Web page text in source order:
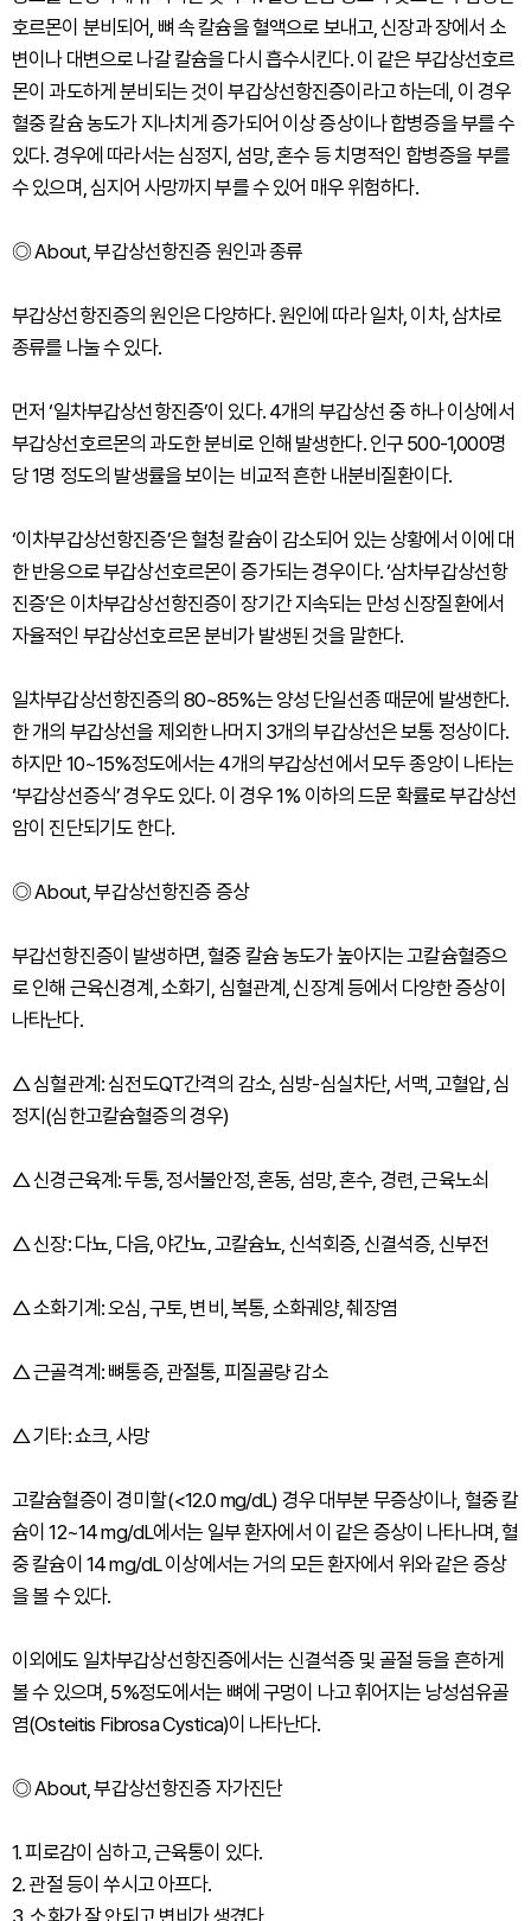
호르몬이 분비되어, 뼈 속 칼슘을 혈액으로 보내고, 신장과 장에서 소
변이나 대변으로 나갈 칼슘을 다시 흡수시킨다. 이 같은 부갑상선호르
몬이 과도하게 분비되는 것이 부갑상선항진증이라고 하는데, 이 경우
혈중 칼슘 농도가 지나치게 증가되어 이상 증상이나 합병증을 부를 수
있다. 경우에 따라서는 심정지, 섬망, 혼수 등 치명적인 합병증을 부를
수 있으며, 심지어 사망까지 부를 수 있어 매우 위험하다.
◎ About, 부갑상선항진증 원인과 종류
부갑상선항진증의 원인은 다양하다. 원인에 따라 일차, 이차, 삼차로
종류를 나눌 수 있다.
먼저 ‘일차부갑상선항진증’이 있다. 4개의 부갑상선 중 하나 이상에서
부갑상선호르몬의 과도한 분비로 인해 발생한다. 인구 500-1,000명
당 1명 정도의 발생률을 보이는 비교적 흔한 내분비질환이다.
‘이차부갑상선항진증’은 혈청 칼슘이 감소되어 있는 상황에서 이에 대
한 반응으로 부갑상선호르몬이 증가되는 경우이다. ‘삼차부갑상선항
진증’은 이차부갑상선항진증이 장기간 지속되는 만성 신장질환에서
자율적인 부갑상선호르몬 분비가 발생된 것을 말한다.
일차부갑상선항진증의 80~85%는 양성 단일선종 때문에 발생한다.
한 개의 부갑상선을 제외한 나머지 3개의 부갑상선은 보통 정상이다.
하지만 10~15%정도에서는 4개의 부갑상선에서 모두 종양이 나타는
‘부갑상선증식’ 경우도 있다. 이 경우 1% 이하의 드문 확률로 부갑상선
암이 진단되기도 한다.
◎ About, 부갑상선항진증 증상
부갑선항진증이 발생하면, 혈중 칼슘 농도가 높아지는 고칼슘혈증으
로 인해 근육신경계, 소화기, 심혈관계, 신장계 등에서 다양한 증상이
나타난다.
△ 심혈관계: 심전도QT간격의 감소, 심방-심실차단, 서맥, 고혈압, 심
정지(심한고칼슘혈증의 경우)
△ 신경근육계: 두통, 정서불안정, 혼동, 섬망, 혼수, 경련, 근육노쇠
△ 신장: 다뇨, 다음, 야간뇨, 고칼슘뇨, 신석회증, 신결석증, 신부전
△ 소화기계: 오심, 구토, 변비, 복통, 소화궤양, 췌장염
△ 근골격계: 뼈통증, 관절통, 피질골량 감소
△ 기타: 쇼크, 사망
고칼슘혈증이 경미할(<12.0 mg/dL) 경우 대부분 무증상이나, 혈중 칼
슘이 12~14 mg/dL에서는 일부 환자에서 이 같은 증상이 나타나며, 혈
중 칼슘이 14 mg/dL 이상에서는 거의 모든 환자에서 위와 같은 증상
을 볼 수 있다.
이외에도 일차부갑상선항진증에서는 신결석증 및 골절 등을 흔하게
볼 수 있으며, 5%정도에서는 뼈에 구멍이 나고 휘어지는 낭성섬유골
염(Osteitis Fibrosa Cystica)이 나타난다.
◎ About, 부갑상선항진증 자가진단
1. 피로감이 심하고, 근육통이 있다.
2. 관절 등이 쑤시고 아프다.